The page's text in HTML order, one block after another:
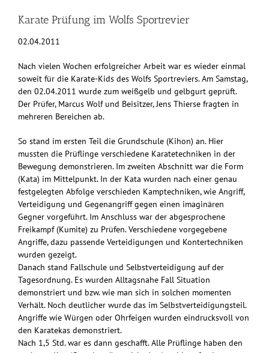
Karate Prüfung im Wolfs Sportrevier
02.04.2011
Nach vielen Wochen erfolgreicher Arbeit war es wieder einmal
soweit für die Karate-Kids des Wolfs Sportreviers. Am Samstag,
den 02.04.2011 wurde zum weißgelb und gelbgurt geprüft.
Der Prüfer, Marcus Wolf und Beisitzer, Jens Thierse fragten in
mehreren Bereichen ab.
So stand im ersten Teil die Grundschule (Kihon) an. Hier
mussten die Prüflinge verschiedene Karatetechniken in der
Bewegung demonstrieren. Im zweiten Abschnitt war die Form
(Kata) im Mittelpunkt. In der Kata wurden nach einer genau
festgelegten Abfolge verschieden Kamptechniken, wie Angriff,
Verteidigung und Gegenangriff gegen einen imaginären
Gegner vorgeführt. Im Anschluss war der abgesprochene
Freikampf (Kumite) zu Prüfen. Verschiedene vorgegebene
Angriffe, dazu passende Verteidigungen und Kontertechniken
wurden gezeigt.
Danach stand Fallschule und Selbstverteidigung auf der
Tagesordnung. Es wurden Alltagsnahe Fall Situation
demonstriert und bzw. wie man sich in solchen momenten
Verhält. Noch deutlicher wurde das im Selbstverteidigungsteil.
Angriffe wie Würgen oder Ohrfeigen wurden eindrucksvoll von
den Karatekas demonstriert.
Nach 1,5 Std. war es dann geschafft. Alle Prüflinge haben den